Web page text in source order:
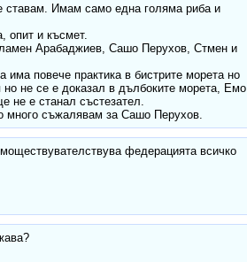
ставам. Имам само една голяма риба и
опит и късмет.
Арабаджиев, Сашо Перухов, Стмен и
повече практика в бистрите морета но
не се е доказал в дълбоките морета, Емо
не е станал състезател.
много съжалявам за Сашо Перухов.
федерацията всичко